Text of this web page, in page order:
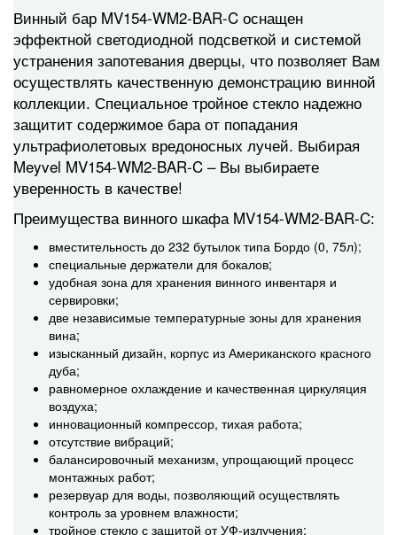
Винный бар MV154-WM2-BAR-C оснащен
эффектной светодиодной подсветкой и системой
устранения запотевания дверцы, что позволяет Вам
осуществлять качественную демонстрацию винной
коллекции. Специальное тройное стекло надежно
защитит содержимое бара от попадания
ультрафиолетовых вредоносных лучей. Выбирая
Meyvel MV154-WM2-BAR-C – Вы выбираете
уверенность в качестве!
Преимущества винного шкафа MV154-WM2-BAR-C:
вместительность до 232 бутылок типа Бордо (0, 75л);
специальные держатели для бокалов;
удобная зона для хранения винного инвентаря и
сервировки;
две независимые температурные зоны для хранения
вина;
изысканный дизайн, корпус из Американского красного
дуба;
равномерное охлаждение и качественная циркуляция
воздуха;
инновационный компрессор, тихая работа;
отсутствие вибраций;
балансировочный механизм, упрощающий процесс
монтажных работ;
резервуар для воды, позволяющий осуществлять
контроль за уровнем влажности;
тройное стекло с защитой от УФ-излучения;